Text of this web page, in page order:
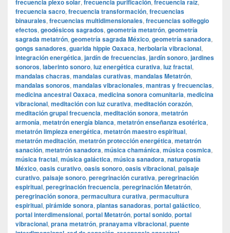
frecuencia plexo solar, frecuencia purificación, frecuencia raíz,
frecuencia sacro, frecuencia transformación, frecuencias
binaurales, frecuencias multidimensionales, frecuencias solfeggio
efectos, geodésicos sagrados, geometría metatrón, geometría
sagrada metatrón, geometría sagrada México, geometría sanadora,
gongs sanadores, guarida hippie Oaxaca, herbolaria vibracional,
integración energética, jardín de frecuencias, jardín sonoro, jardines
sonoros, laberinto sonoro, luz energética curativa, luz fractal,
mandalas chacras, mandalas curativas, mandalas Metatrón,
mandalas sonoros, mandalas vibracionales, mantras y frecuencias,
medicina ancestral Oaxaca, medicina sonora comunitaria, medicina
vibracional, meditación con luz curativa, meditación corazón,
meditación grupal frecuencia, meditación sonora, metatrón
armonía, metatrón energía blanca, metatrón enseñanza esotérica,
metatrón limpieza energética, metatrón maestro espiritual,
metatrón meditación, metatrón protección energética, metatrón
sanación, metatrón sanadora, música chamánica, música cosmica,
música fractal, música galáctica, música sanadora, naturopatía
México, oasis curativo, oasis sonoro, oasis vibracional, paisaje
curativo, paisaje sonoro, peregrinación curativa, peregrinación
espiritual, peregrinación frecuencia, peregrinación Metatrón,
peregrinación sonora, permacultura curativa, permacultura
espiritual, pirámide sonora, plantas sanadoras, portal galáctico,
portal interdimensional, portal Metatrón, portal sonido, portal
vibracional, prana metatrón, pranayama vibracional, puente